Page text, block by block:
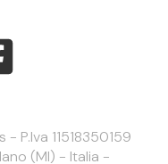
P.Iva 11518350159
(MI) - Italia -